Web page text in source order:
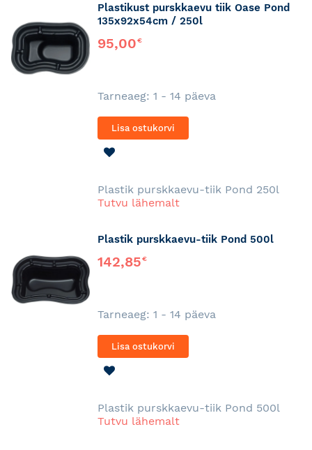
Plastikust purskkaevu tiik Oase Pond
135x92x54cm / 250l
95,00€
Tarneaeg: 1 - 14 päeva
Lisa ostukorvi
Plastik purskkaevu-tiik Pond 250l
Tutvu lähemalt
Plastik purskkaevu-tiik Pond 500l
142,85€
Tarneaeg: 1 - 14 päeva
Lisa ostukorvi
Plastik purskkaevu-tiik Pond 500l
Tutvu lähemalt